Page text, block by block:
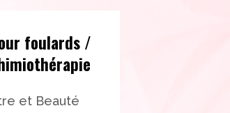
foulards /
et Beauté